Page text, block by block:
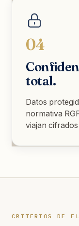
04
total.
Datos
normativa
viajan
CRITERIOS DE